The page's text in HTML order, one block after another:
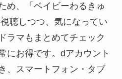
め、「ベイビーわるきゅ
聴しつつ、気になってい
ラマもまとめてチェック
にお得です。dアカウント
、スマートフォン・タブ